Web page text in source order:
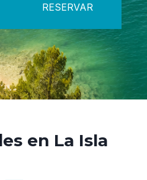
RESERVAR
en La Isla